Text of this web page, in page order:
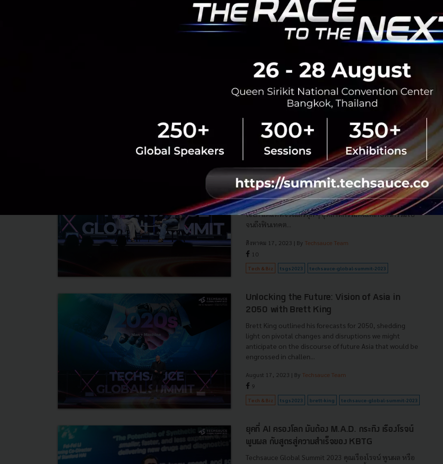
Climate Technology Opportunities for
Southeast Asia's Future
venture partner of The Radical Fund, early-stage
venture capital for tech-enabled startups that focus on
August 17, 2023| ByKhanit Kaewthamanukul
Tech & Biz paul-ark climate-tech climate-change
techsauce-global-summit-2023
Climate Tech โอกาสแห่งอนาคตของเอเชียตะวัน
ออกเฉียงใต้
หากพูดถึงในเรื่องของ Climate Tech แน่นอนว่าหลาย ๆ คน
อาจนึกถึงเรื่อง Solar, EVs หรือแม้แต่ Decarbonisation clean
tech แต่แท้ที่จริงแล้วทุก ๆ อุตสาหกรรมตั้งแต่เกษตรกรรมไป
จนถึงฟินเทคต...
สิงหาคม 17, 2023 | By Techsauce Team
10
Tech & Biz tsgs2023 techsauce-global-summit-2023
Unlocking the Future: Vision of Asia in
2050 with Brett King
Brett King outlined his forecasts for 2050, shedding
light on pivotal changes and disruptions we might
anticipate on the discourse of future Asia that would be
engrossed in challen...
August 17, 2023 | By Techsauce Team
9
Tech & Biz tsgs2023 brett-king techsauce-global-summit-2023
ยุคที่ AI ครองโลก มันต้อง M.A.D. กระทิง เรืองโรจน์
พูนผล กับสูตรสู่ความสำเร็จของ KBTG
Techsauce Global Summit 2023 คุณเรืองโรจน์ พูนผล หรือ